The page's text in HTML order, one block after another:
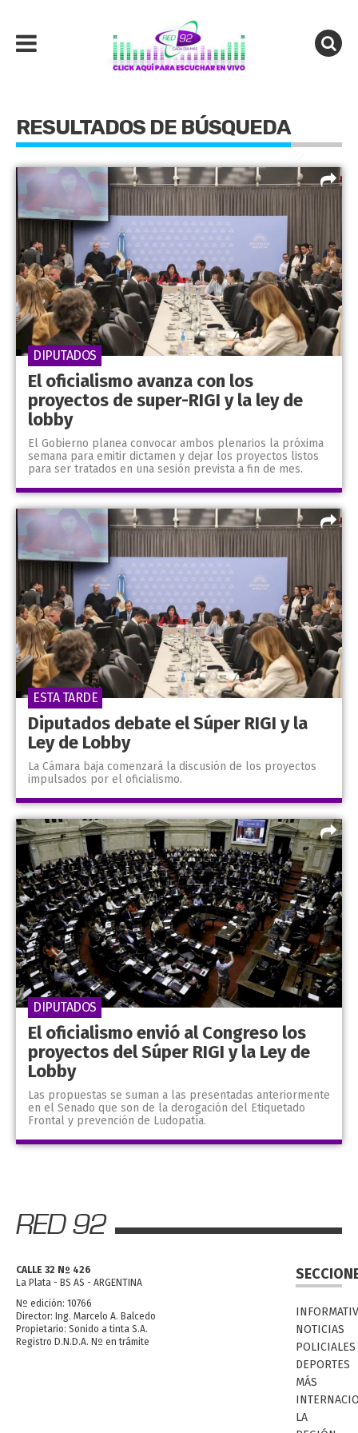
RESULTADOS DE BÚSQUEDA
El oficialismo avanza con los
proyectos de super-RIGI y la ley de
lobby
El Gobierno planea convocar ambos plenarios la próxima
semana para emitir dictamen y dejar los proyectos listos
para ser tratados en una sesión prevista a fin de mes.
DIPUTADOS
Diputados debate el Súper RIGI y la
Ley de Lobby
La Cámara baja comenzará la discusión de los proyectos
impulsados por el oficialismo.
ESTA TARDE
El oficialismo envió al Congreso los
proyectos del Súper RIGI y la Ley de
Lobby
Las propuestas se suman a las presentadas anteriormente
en el Senado que son de la derogación del Etiquetado
Frontal y prevención de Ludopatía.
DIPUTADOS
CALLE 32 Nº 426
La Plata - BS AS - ARGENTINA
Nº edición: 10766
Director: Ing. Marcelo A. Balcedo
Propietario: Sonido a tinta S.A.
Registro D.N.D.A. Nº en trámite
NOTICIAS
POLICIALES
DEPORTES
MÁS
LA